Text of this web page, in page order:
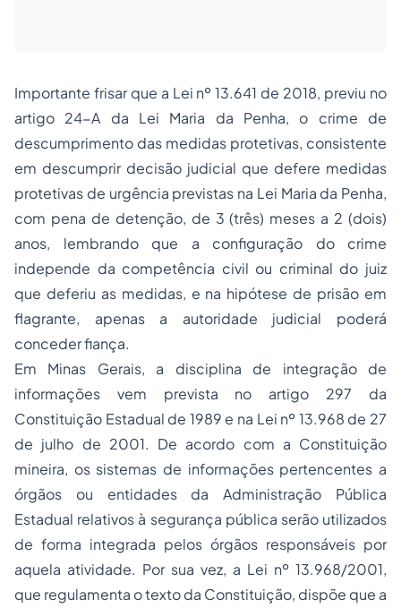
Importante frisar que a Lei nº 13.641 de 2018, previu no
artigo 24-A da Lei Maria da Penha, o crime de
descumprimento das medidas protetivas, consistente
em descumprir decisão judicial que defere medidas
protetivas de urgência previstas na Lei Maria da Penha,
com pena de detenção, de 3 (três) meses a 2 (dois)
anos, lembrando que a configuração do crime
independe da competência civil ou criminal do juiz
que deferiu as medidas, e na hipótese de prisão em
flagrante, apenas a autoridade judicial poderá
conceder fiança.
Em Minas Gerais, a disciplina de integração de
informações vem prevista no artigo 297 da
Constituição Estadual de 1989 e na Lei nº 13.968 de 27
de julho de 2001. De acordo com a Constituição
mineira, os sistemas de informações pertencentes a
órgãos ou entidades da Administração Pública
Estadual relativos à segurança pública serão utilizados
de forma integrada pelos órgãos responsáveis por
aquela atividade. Por sua vez, a Lei nº 13.968/2001,
que regulamenta o texto da Constituição, dispõe que a